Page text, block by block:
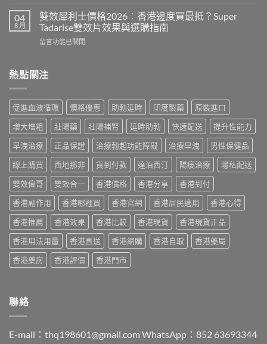
哥
效
副
與
購
買
指
南〉
中
格
2026
攻
度
售
價
比
較、
正
貨
分
辨
與
購
買
指
南〉
中
利
勁
印
度
格
港
哪
裡
買
最
划
算？
POXET-
60
與
原
廠
比
較
及
正
貨
04
8 月
雙效犀利士價格2026：香港邊度買最抵？Super
Tadarise雙效片效果與選購指南
在
犀
利
價
格
2026：
香
港
邊
度
買
最
抵？
Super
Tadarise
雙
效
片
效
果
留言功能已關閉
熱點關注
促進血液循環 價格優惠 助勃延時 印度製藥
原裝進口
增大增粗
壯陽藥 壯陽補腎 延時助勃 快速配送
提升性能力
早洩治療
正品保證 治療勃起功能障礙 治療早洩
男性保健品
線上購買
西地那非 貨到付款 達泊西汀 陽痿治療
隱私配送
雙效偉哥
雙效合一 香港價格 香港分享
香港到付
香港副作用
香港哪裡買 香港官網 香港居民適用
香港心得
香港推薦
香港效果 香港比較 香港現貨
香港現貨正品
香港用法用量
香港直送 香港網購 香港自取
香港藥局
香港藥房
香港評價 香港門市
聯絡
E-mail： thq198601@gmail.com WhatsApp：852 63693344